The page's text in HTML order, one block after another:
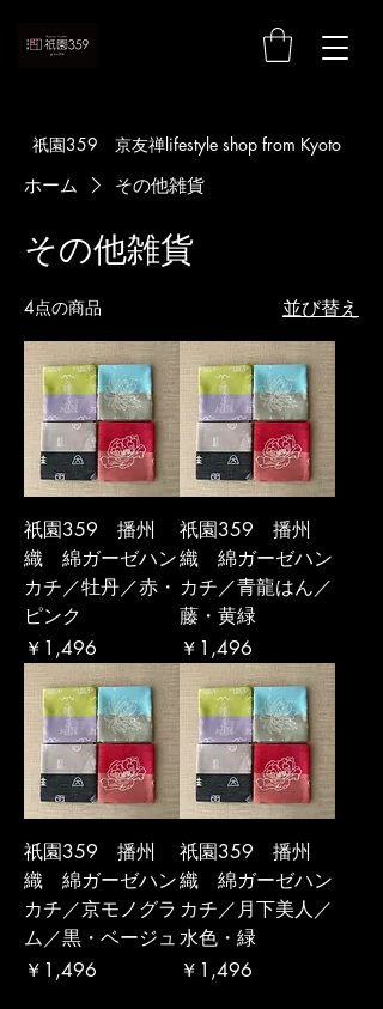
​祇園359 京友禅lifestyle shop from Kyoto
ホーム
その他雑貨
その他雑貨
4点の商品 並び替え
祇園359 播州
織 綿ガーゼハン
カチ／牡丹／赤・
ピンク
価格
￥1,496
祇園359 播州
織 綿ガーゼハン
カチ／青龍はん／
藤・黄緑
価格
￥1,496
祇園359 播州
織 綿ガーゼハン
カチ／京モノグラ
ム／黒・ベージュ
価格
￥1,496
祇園359 播州
織 綿ガーゼハン
カチ／月下美人／
水色・緑
価格
￥1,496